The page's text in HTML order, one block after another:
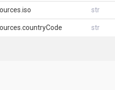
str
str